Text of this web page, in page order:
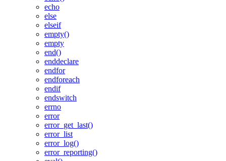
echo
else
elseif
empty()
empty
end()
enddeclare
endfor
endforeach
endif
endswitch
errno
error
error_get_last()
error_list
error_log()
error_reporting()